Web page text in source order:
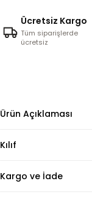
Ücretsiz Kargo
Tüm siparişlerde
ücretsiz
Ürün Açıklaması
Kılıf
Kargo ve İade